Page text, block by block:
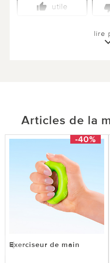
utile
lire
Articles de la
-40%
Exerciseur de main